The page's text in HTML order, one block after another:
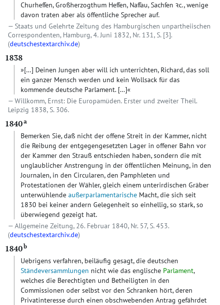
Churheſſen, Großherzogthum Heſſen, Naſſau, Sachſen ꝛc., wenige
davon traten aber als öffentliche Sprecher auf.
Staats und Gelehrte Zeitung des Hamburgischen unpartheiischen
Correspondenten, Hamburg, 4. Juni 1832, Nr. 131, S. [3].
(deutschestextarchiv.de)
1838
»[…] Deinen Jungen aber will ich unterrichten, Richard, das soll
ein ganzer Mensch werden und kein Wollsack für das
kommende deutsche Parlament. […]«
Willkomm, Ernst: Die Europamüden. Erster und zweiter Theil.
Leipzig 1838, S. 306.
1840a
Bemerken Sie, daß nicht der offene Streit in der Kammer, nicht
die Reibung der entgegengesetzten Lager in offener Bahn vor
der Kammer den Strauß entschieden haben, sondern die mit
unglaublicher Anstrengung in der öffentlichen Meinung, in den
Journalen, in den Circularen, den Pamphleten und
Protestationen der Wähler, gleich einem unterirdischen Gräber
unterwühlende außerparlamentarische Macht, die sich seit
1830 bei keiner andern Gelegenheit so einhellig, so stark, so
überwiegend gezeigt hat.
Allgemeine Zeitung, 26. Februar 1840, Nr. 57, S. 453.
(deutschestextarchiv.de)
1840b
Uebrigens verfahren, beiläufig gesagt, die deutschen
Ständeversammlungen nicht wie das englische Parlament,
welches die Berechtigten und Betheiligten in den
Commissionen oder selbst vor den Schranken hört, deren
Privatinteresse durch einen obschwebenden Antrag gefährdet